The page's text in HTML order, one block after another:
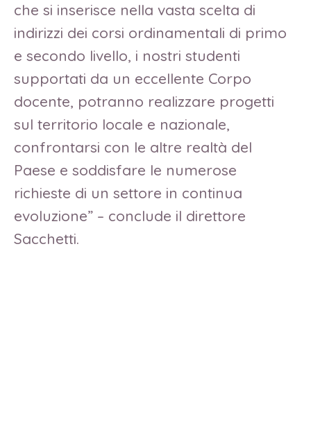
che si inserisce nella vasta scelta di
indirizzi dei corsi ordinamentali di primo
e secondo livello, i nostri studenti
supportati da un eccellente Corpo
docente, potranno realizzare progetti
sul territorio locale e nazionale,
confrontarsi con le altre realtà del
Paese e soddisfare le numerose
richieste di un settore in continua
evoluzione” – conclude il direttore
Sacchetti.